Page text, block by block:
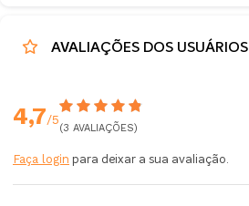
AVALIAÇÕES DOS USUÁRIOS
4,7/5
(3 AVALIAÇÕES)
Faça login para deixar a sua avaliação.